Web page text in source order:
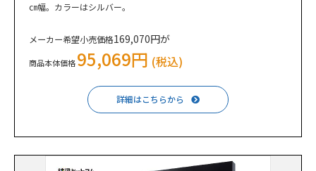
㎝幅。カラーはシルバー。
メーカー希望小売価格169,070円が
商品本体価格95,069円 (税込)
詳細はこちらから